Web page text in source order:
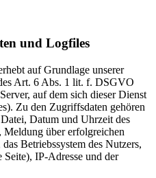
und Logfiles
auf Grundlage unserer
Art. 6 Abs. 1 lit. f. DSGVO
auf dem sich dieser Dienst
Zu den Zugriffsdaten gehören
Datum und Uhrzeit des
Meldung über erfolgreichen
Betriebssystem des Nutzers,
IP-Adresse und der